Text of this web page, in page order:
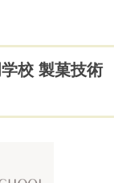
校 製菓技術